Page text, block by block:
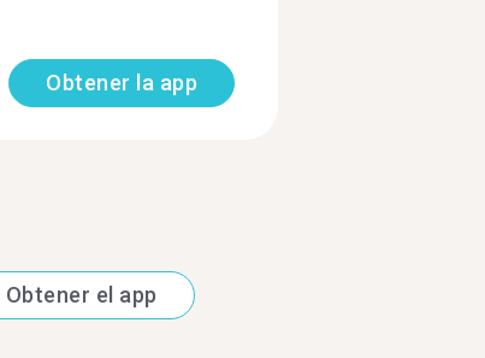
Obtener la app
Obtener el app